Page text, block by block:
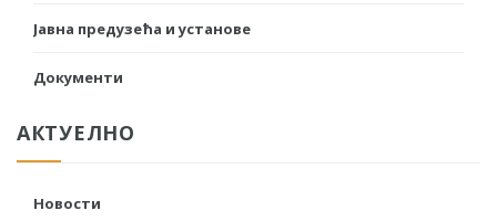
Јавна предузећа и установе
Документи
АКТУЕЛНО
Новости